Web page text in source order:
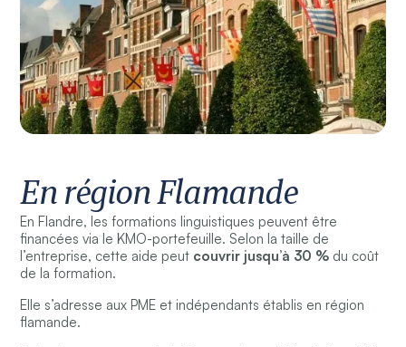
En région Flamande
En Flandre, les formations linguistiques peuvent être
financées via le KMO-portefeuille. Selon la taille de
l’entreprise, cette aide peut couvrir jusqu’à 30 % du coût
de la formation.
Elle s’adresse aux PME et indépendants établis en région
flamande.